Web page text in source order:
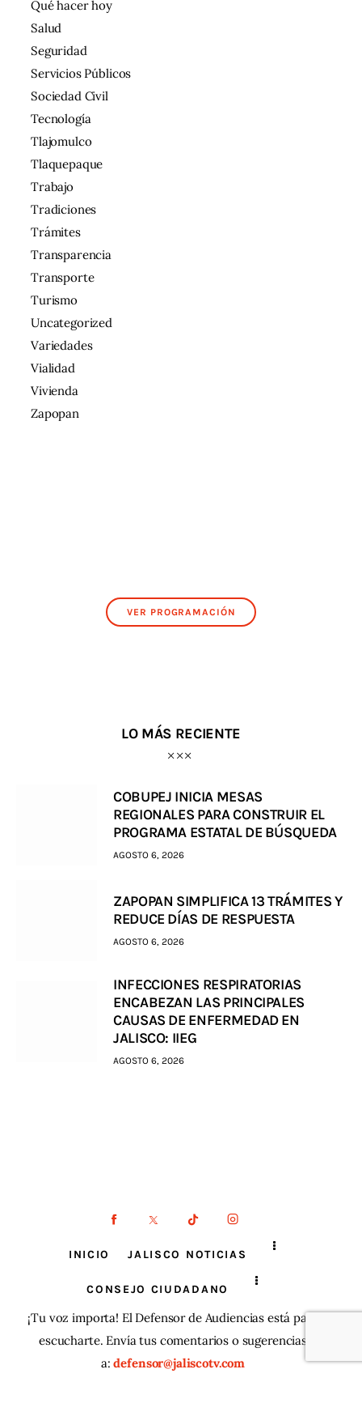
Qué hacer hoy
Salud
Seguridad
Servicios Públicos
Sociedad Civil
Tecnología
Tlajomulco
Tlaquepaque
Trabajo
Tradiciones
Trámites
Transparencia
Transporte
Turismo
Uncategorized
Variedades
Vialidad
Vivienda
Zapopan
VER PROGRAMACIÓN
LO MÁS RECIENTE
COBUPEJ INICIA MESAS
REGIONALES PARA CONSTRUIR EL
PROGRAMA ESTATAL DE BÚSQUEDA
AGOSTO 6, 2026
ZAPOPAN SIMPLIFICA 13 TRÁMITES Y
REDUCE DÍAS DE RESPUESTA
AGOSTO 6, 2026
INFECCIONES RESPIRATORIAS
ENCABEZAN LAS PRINCIPALES
CAUSAS DE ENFERMEDAD EN
JALISCO: IIEG
AGOSTO 6, 2026
INICIO JALISCO NOTICIAS
CONSEJO CIUDADANO
¡Tu voz importa! El Defensor de Audiencias está para
escucharte. Envía tus comentarios o sugerencias
a:defensor@jaliscotv.com